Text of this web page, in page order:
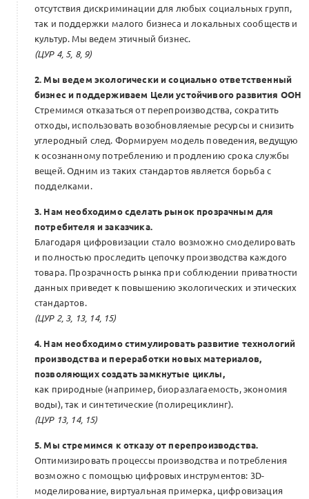
отсутствия дискриминации для любых социальных групп,
так и поддержки малого бизнеса и локальных сообществ и
культур. Мы ведем этичный бизнес.
(ЦУР 4, 5, 8, 9)
2. Мы ведем экологически и социально ответственный
бизнес и поддерживаем Цели устойчивого развития ООН
Стремимся отказаться от перепроизводства, сократить
отходы, использовать возобновляемые ресурсы и снизить
углеродный след. Формируем модель поведения, ведущую
к осознанному потреблению и продлению срока службы
вещей. Одним из таких стандартов является борьба с
подделками.
3. Нам необходимо сделать рынок прозрачным для
потребителя и заказчика.
Благодаря цифровизации стало возможно смоделировать
и полностью проследить цепочку производства каждого
товара. Прозрачность рынка при соблюдении приватности
данных приведет к повышению экологических и этических
стандартов.
(ЦУР 2, 3, 13, 14, 15)
4. Нам необходимо стимулировать развитие технологий
производства и переработки новых материалов,
позволяющих создать замкнутые циклы,
как природные (например, биоразлагаемость, экономия
воды), так и синтетические (полирециклинг).
(ЦУР 13, 14, 15)
5. Мы стремимся к отказу от перепроизводства.
Оптимизировать процессы производства и потребления
возможно с помощью цифровых инструментов: 3D-
моделирование, виртуальная примерка, цифровизация